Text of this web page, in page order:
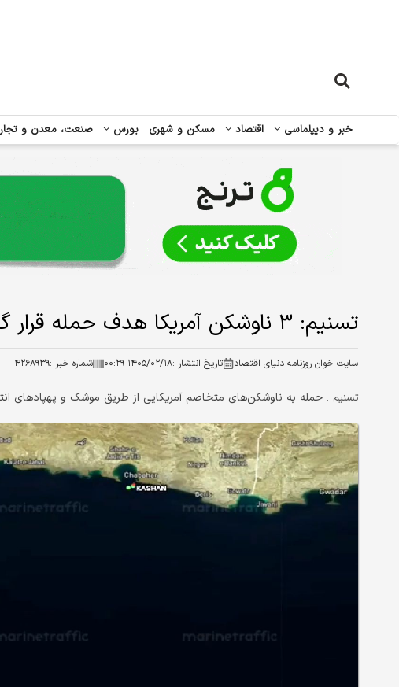
خبر و دیپلماسی اقتصاد مسکن و شهری بورس صنعت، معدن و
تسنیم: ۳ ناوشکن آمریکا هدف حمله قرار گرفتند
سایت خوان روزنامه دنیای اقتصاد تاریخ انتشار :۱۴۰۵/۰۲/۱۸ ۰۰:۲۹ شماره خبر :۴۲۶۸۹۳۹
تسنیم : حمله به ناوشکن‌های متخاصم آمریکایی از طریق موشک و پ‍هپادهای